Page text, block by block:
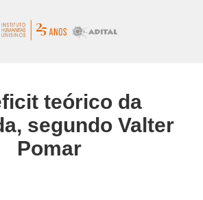
teórico da
segundo Valter
Pomar